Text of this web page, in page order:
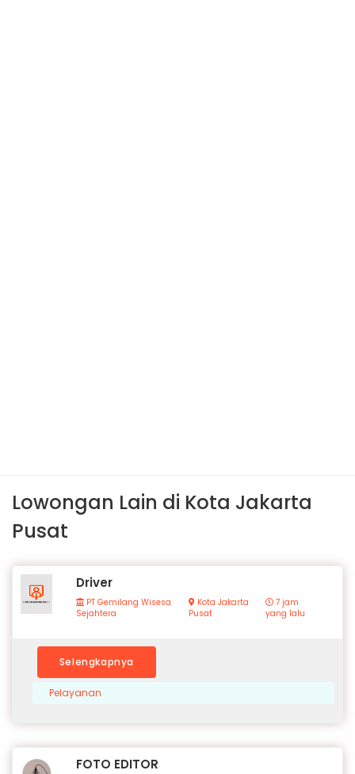
Lowongan Lain di Kota Jakarta
Pusat
Driver
PT Gemilang Wisesa
Sejahtera
Kota Jakarta
Pusat
7 jam
yang lalu
Selengkapnya
Pelayanan
FOTO EDITOR